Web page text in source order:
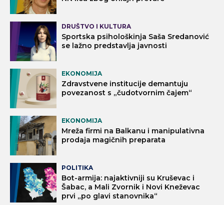
DRUŠTVO I KULTURA
Sportska psihološkinja Saša Sredanović
se lažno predstavlja javnosti
EKONOMIJA
Zdravstvene institucije demantuju
povezanost s „čudotvornim čajem“
EKONOMIJA
Mreža firmi na Balkanu i manipulativna
prodaja magičnih preparata
POLITIKA
Bot-armija: najaktivniji su Kruševac i
Šabac, a Mali Zvornik i Novi Kneževac
prvi „po glavi stanovnika“